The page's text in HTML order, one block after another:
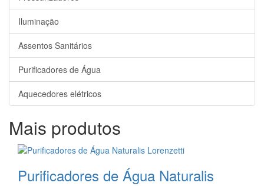
Iluminação
Assentos Sanitários
Purificadores de Água
Aquecedores elétricos
Mais produtos
Purificadores de Água Naturalis